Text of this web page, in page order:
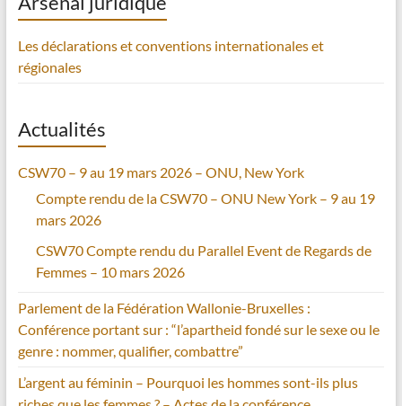
Les déclarations et conventions internationales et
régionales
Actualités
CSW70 – 9 au 19 mars 2026 – ONU, New York
Compte rendu de la CSW70 – ONU New York – 9 au 19
mars 2026
CSW70 Compte rendu du Parallel Event de Regards de
Femmes – 10 mars 2026
Parlement de la Fédération Wallonie-Bruxelles :
Conférence portant sur : “l’apartheid fondé sur le sexe ou le
genre : nommer, qualifier, combattre”
L’argent au féminin – Pourquoi les hommes sont-ils plus